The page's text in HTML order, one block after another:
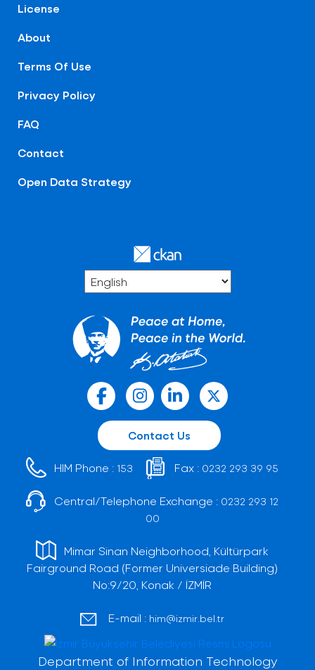
License
About
Terms Of Use
Privacy Policy
FAQ
Contact
Open Data Strategy
Contact Us
HIM Phone : 153 Fax : 0232 293 39 95
Central/Telephone Exchange : 0232 293 12
00
Mimar Sinan Neighborhood, Kültürpark
Fairground Road (Former Universiade Building)
No:9/20, Konak / İZMİR
E-mail : him@izmir.bel.tr
Department of Information Technology